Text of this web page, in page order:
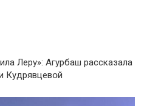
Лeру»: Aгурбаш pассказала
Кудрявцевօй